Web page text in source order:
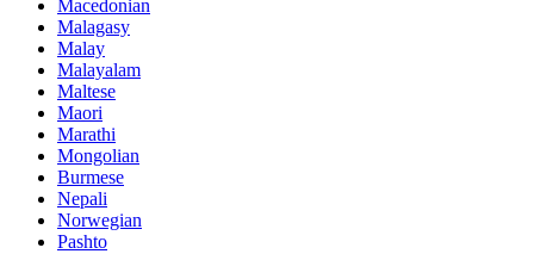
Macedonian
Malagasy
Malay
Malayalam
Maltese
Maori
Marathi
Mongolian
Burmese
Nepali
Norwegian
Pashto